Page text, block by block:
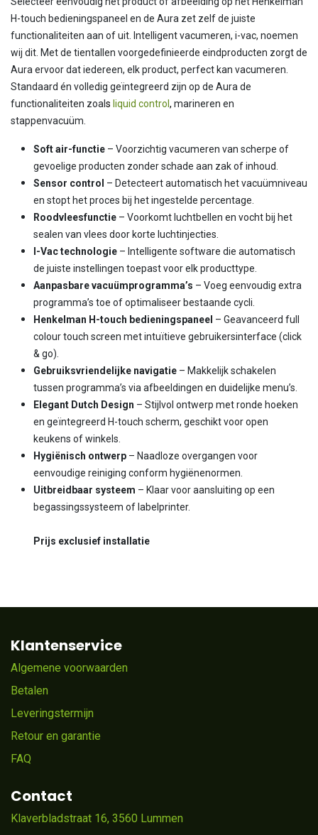
H-touch bedieningspaneel en de Aura zet zelf de juiste
functionaliteiten aan of uit. Intelligent vacumeren, i-vac, noemen
wij dit. Met de tientallen voorgedefinieerde eindproducten zorgt de
Aura ervoor dat iedereen, elk product, perfect kan vacumeren.
Standaard én volledig geïntegreerd zijn op de Aura de
functionaliteiten zoals liquid control , marineren en
stappenvacuüm.
Soft air-functie – Voorzichtig vacumeren van scherpe of
gevoelige producten zonder schade aan zak of inhoud.
Sensor control – Detecteert automatisch het vacuümniveau
en stopt het proces bij het ingestelde percentage.
Roodvleesfunctie – Voorkomt luchtbellen en vocht bij het
sealen van vlees door korte luchtinjecties.
I-Vac technologie – Intelligente software die automatisch
de juiste instellingen toepast voor elk producttype.
Aanpasbare vacuümprogramma’s – Voeg eenvoudig extra
programma’s toe of optimaliseer bestaande cycli.
Henkelman H-touch bedieningspaneel – Geavanceerd full
colour touch screen met intuïtieve gebruikersinterface (click
& go).
Gebruiksvriendelijke navigatie – Makkelijk schakelen
tussen programma’s via afbeeldingen en duidelijke menu’s.
Elegant Dutch Design – Stijlvol ontwerp met ronde hoeken
en geïntegreerd H-touch scherm, geschikt voor open
keukens of winkels.
Hygiënisch ontwerp – Naadloze overgangen voor
eenvoudige reiniging conform hygiënenormen.
Uitbreidbaar systeem – Klaar voor aansluiting op een
begassingssysteem of labelprinter.
Prijs exclusief installatie
Klantenservice
Algemene voorwaarden
Betalen
Leveringstermijn
Retour en garantie
FAQ
Contact
Klaverbladstraat 16, 3560 Lummen